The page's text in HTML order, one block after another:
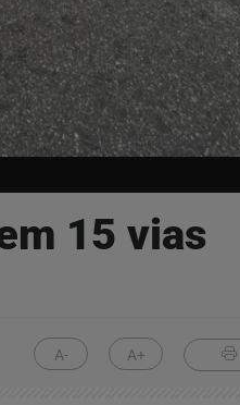
15 vias
A- A+